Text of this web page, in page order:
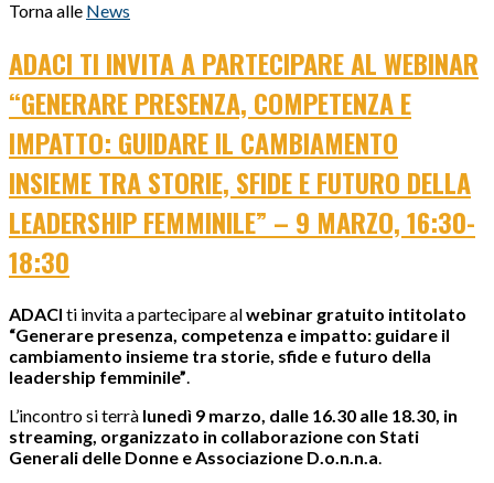
Torna alle News
ADACI TI INVITA A PARTECIPARE AL WEBINAR
“GENERARE PRESENZA, COMPETENZA E
IMPATTO: GUIDARE IL CAMBIAMENTO
INSIEME TRA STORIE, SFIDE E FUTURO DELLA
LEADERSHIP FEMMINILE” – 9 MARZO, 16:30-
18:30
ADACI ti invita a partecipare alwebinar gratuito intitolato
“Generare presenza, competenza e impatto: guidare il
cambiamento insieme tra storie, sfide e futuro della
leadership femminile”
L’incontro si terrà lunedì 9 marzo, dalle 16.30 alle 18.30, in
streaming, organizzato in collaborazione con Stati
Generali delle Donne e Associazione D.o.n.n.a